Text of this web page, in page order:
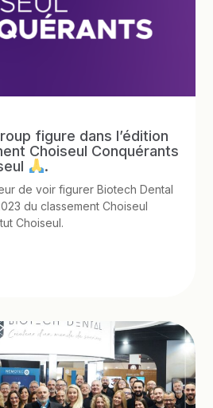
figure dans l’édition
Choiseul Conquérants
.
de voir figurer Biotech Dental
du classement Choiseul
Choiseul.